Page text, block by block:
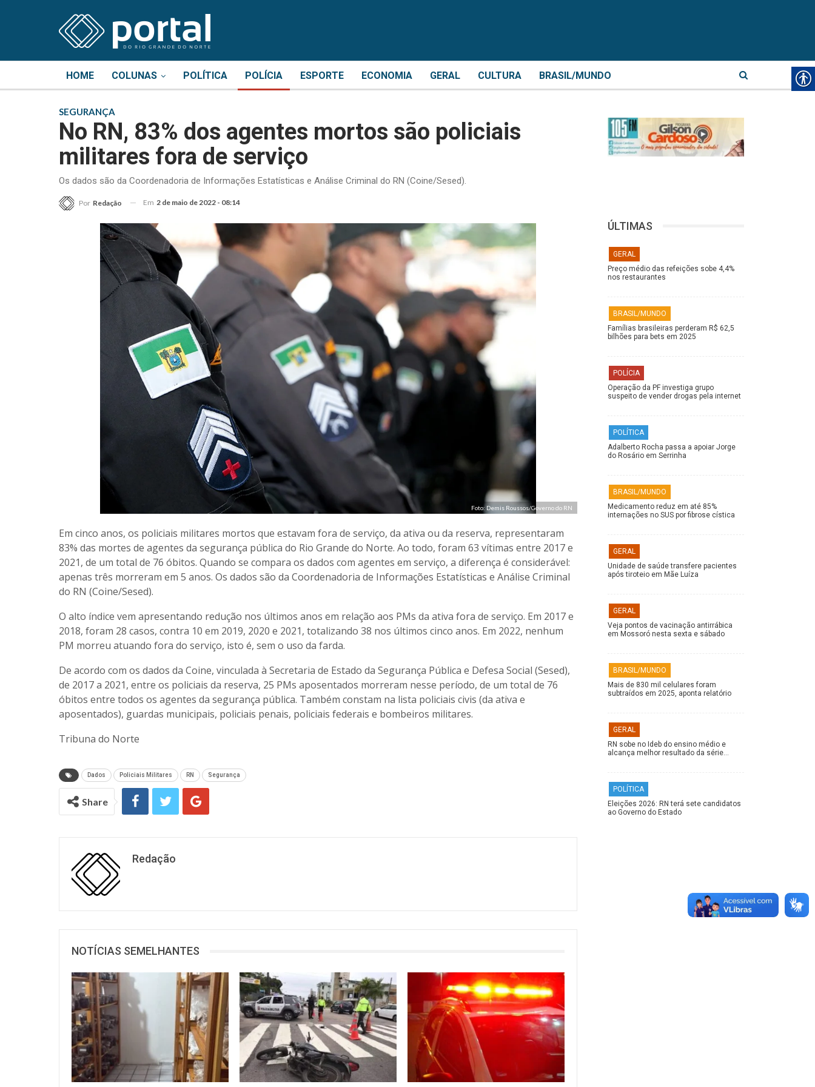
HOME COLUNAS POLÍTICA POLÍCIA ESPORTE ECONOMIA GERAL CULTURA BRASIL/MUNDO
SEGURANÇA
No RN, 83% dos agentes mortos são policiais
militares fora de serviço
Os dados são da Coordenadoria de Informações Estatísticas e Análise Criminal do RN (Coine/Sesed).
Por Redação Em 2 de maio de 2022 - 08:14
Foto: Demis Roussos/Governo do RN
Em cinco anos, os policiais militares mortos que estavam fora de serviço, da ativa ou da reserva, representaram
83% das mortes de agentes da segurança pública do Rio Grande do Norte. Ao todo, foram 63 vítimas entre 2017 e
2021, de um total de 76 óbitos. Quando se compara os dados com agentes em serviço, a diferença é considerável:
apenas três morreram em 5 anos. Os dados são da Coordenadoria de Informações Estatísticas e Análise Criminal
do RN (Coine/Sesed).
O alto índice vem apresentando redução nos últimos anos em relação aos PMs da ativa fora de serviço. Em 2017 e
2018, foram 28 casos, contra 10 em 2019, 2020 e 2021, totalizando 38 nos últimos cinco anos. Em 2022, nenhum
PM morreu atuando fora do serviço, isto é, sem o uso da farda.
De acordo com os dados da Coine, vinculada à Secretaria de Estado da Segurança Pública e Defesa Social (Sesed),
de 2017 a 2021, entre os policiais da reserva, 25 PMs aposentados morreram nesse período, de um total de 76
óbitos entre todos os agentes da segurança pública. Também constam na lista policiais civis (da ativa e
aposentados), guardas municipais, policiais penais, policiais federais e bombeiros militares.
Tribuna do Norte
Dados Policiais Militares RN Segurança
Share
Redação
NOTÍCIAS SEMELHANTES
ÚLTIMAS
GERAL
Preço médio das refeições sobe 4,4%
nos restaurantes
BRASIL/MUNDO
Famílias brasileiras perderam R$ 62,5
bilhões para bets em 2025
POLÍCIA
Operação da PF investiga grupo
suspeito de vender drogas pela internet
POLÍTICA
Adalberto Rocha passa a apoiar Jorge
do Rosário em Serrinha
BRASIL/MUNDO
Medicamento reduz em até 85%
internações no SUS por fibrose cística
GERAL
Unidade de saúde transfere pacientes
após tiroteio em Mãe Luíza
GERAL
Veja pontos de vacinação antirrábica
em Mossoró nesta sexta e sábado
BRASIL/MUNDO
Mais de 830 mil celulares foram
subtraídos em 2025, aponta relatório
GERAL
RN sobe no Ideb do ensino médio e
alcança melhor resultado da série…
POLÍTICA
Eleições 2026: RN terá sete candidatos
ao Governo do Estado